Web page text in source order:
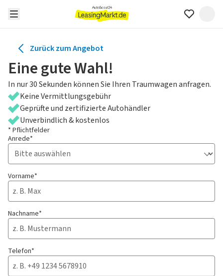
Zurück zum Angebot
Eine gute Wahl!
In nur 30 Sekunden können Sie Ihren Traumwagen anfragen.
Keine Vermittlungsgebühr
Geprüfte und zertifizierte Autohändler
Unverbindlich & kostenlos
* Pflichtfelder
Anrede*
Vorname*
Nachname*
Telefon*